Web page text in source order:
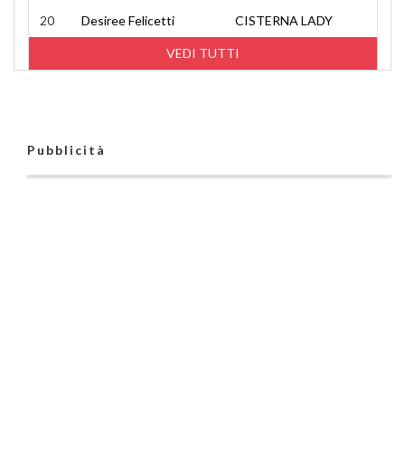
VEDI TUTTI
20 Desiree Felicetti CISTERNA LADY
Pubblicità